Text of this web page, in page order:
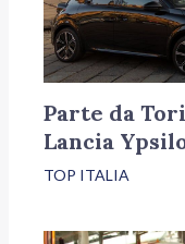
Parte da
Lancia
TOP ITALIA